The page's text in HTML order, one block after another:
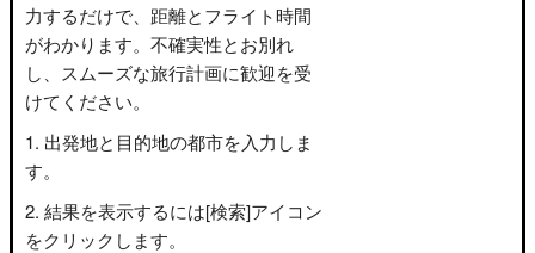
力するだけで、距離とフライト時間
がわかります。不確実性とお別れ
し、スムーズな旅行計画に歓迎を受
けてください。
出発地と目的地の都市を入力しま
す。
結果を表示するには[検索]アイコン
をクリックします。